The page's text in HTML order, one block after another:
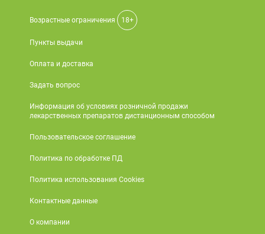
Возрастные ограничения 18+
Пункты выдачи
Оплата и доставка
Задать вопрос
Информация об условиях розничной продажи
лекарственных препаратов дистанционным способом
Пользовательское соглашение
Политика по обработке ПД
Политика использования Cookies
Контактные данные
О компании